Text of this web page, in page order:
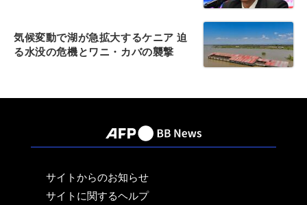
気候変動で湖が急拡大するケニア 迫
る水没の危機とワニ・カバの襲撃
サイトからのお知らせ
サイトに関するヘルプ